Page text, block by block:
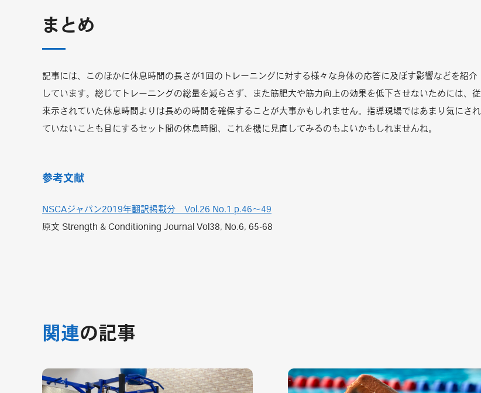
まとめ
記事には、このほかに休息時間の長さが1回のトレーニングに対する様々な身体の応答に及ぼす影響などを紹介
しています。総じてトレーニングの総量を減らさず、また筋肥大や筋力向上の効果を低下させないためには、従
来示されていた休息時間よりは長めの時間を確保することが大事かもしれません。指導現場ではあまり気にされ
ていないことも目にするセット間の休息時間、これを機に見直してみるのもよいかもしれませんね。
参考文献
NSCAジャパン2019年翻訳掲載分 Vol.26 No.1 p.46～49
原文 Strength & Conditioning Journal Vol38, No.6, 65-68
関連の記事